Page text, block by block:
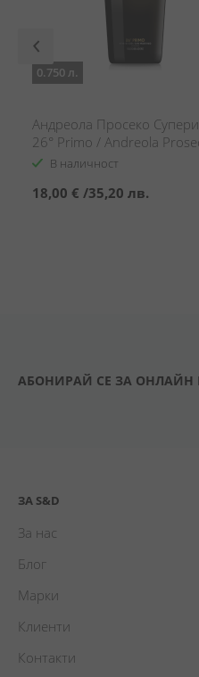
0.750 л.
Андреола Просеко
26° Primo / Andreola
Superiore 26° Primo
В наличност
18,00 € /35,20 лв.
АБОНИРАЙ СЕ ЗА
ЗА S&D
За нас
Блог
Марки
Клиенти
Контакти